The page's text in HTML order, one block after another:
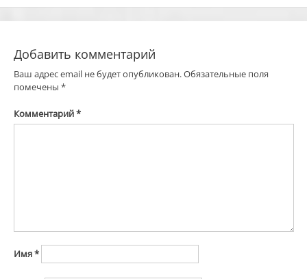
записям
Добавить комментарий
Ваш адрес email не будет опубликован.Обязательные поля
помечены *
Комментарий*
Имя*